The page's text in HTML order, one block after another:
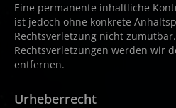
Eine permanente inhaltliche
ist jedoch ohne konkrete
Rechtsverletzung nicht
Rechtsverletzungen werden wir
entfernen.
Urheberrecht